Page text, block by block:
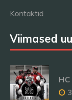
Kontaktid
Viimased